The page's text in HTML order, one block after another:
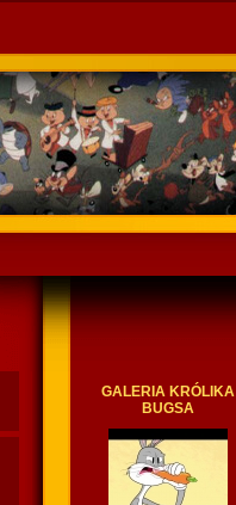
GALERIA KRÓLIKA
BUGSA